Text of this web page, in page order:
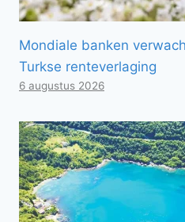
Mondiale banken
Turkse renteverlaging
6 augustus 2026